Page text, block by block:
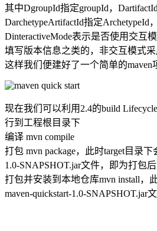
其中DgroupId指定groupId，
DarchetypeArtifactId指定ArchetypeId，
DinteractiveMode表示是否使用交互
填写版本信息之类的，非交互模式
这样我们便建好了一个简单的maven
现在我们可以利用2.4的build
行到工程根目录下
编译 mvn compile
打包 mvn package，此时target目录下
1.0-SNAPSHOT.jar文件，即为打包
打包并安装到本地仓库mvn install，
maven-quickstart-1.0-SNAPSHOT.jar文